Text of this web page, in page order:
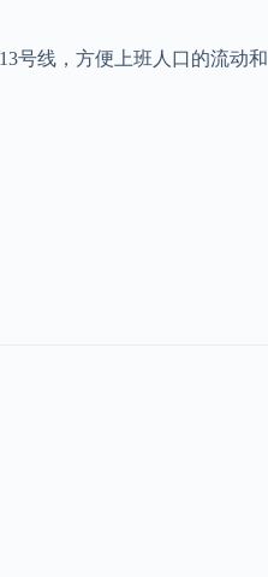
号线，方便上班人口的流动和